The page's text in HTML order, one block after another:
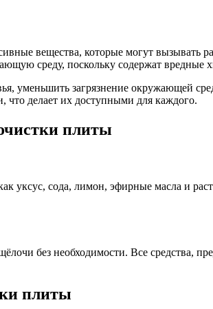
вещества, которые могут вызывать
среду, поскольку содержат
уменьшить загрязнение окружающей
что делает их доступными для каждого.
плиты
уксус, сода, лимон, эфирные масла и
без необходимости. Все средства,
плиты